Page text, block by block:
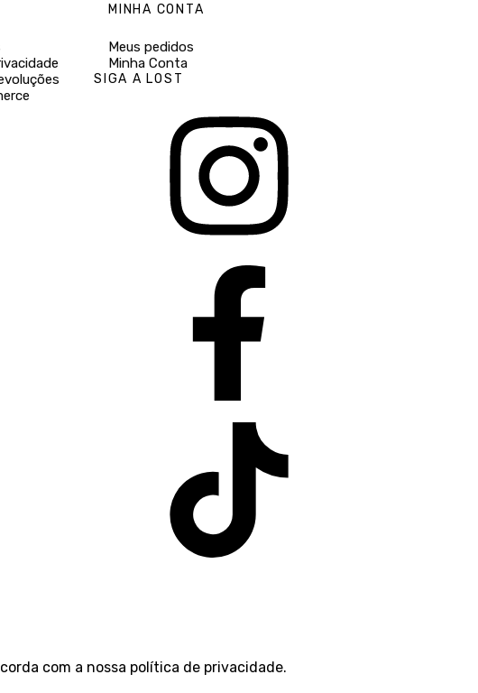
MINHA CONTA
Meus pedidos
Minha Conta
SIGA A LOST
com a nossa política de privacidade.